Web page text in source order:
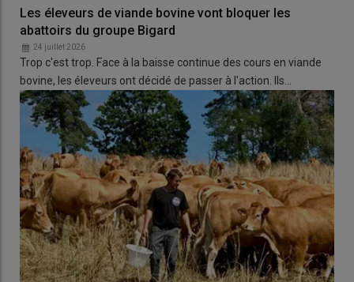
Les éleveurs de viande bovine vont bloquer les
abattoirs du groupe Bigard
24 juillet 2026
Trop c'est trop. Face à la baisse continue des cours en viande
bovine, les éleveurs ont décidé de passer à l'action. Ils…